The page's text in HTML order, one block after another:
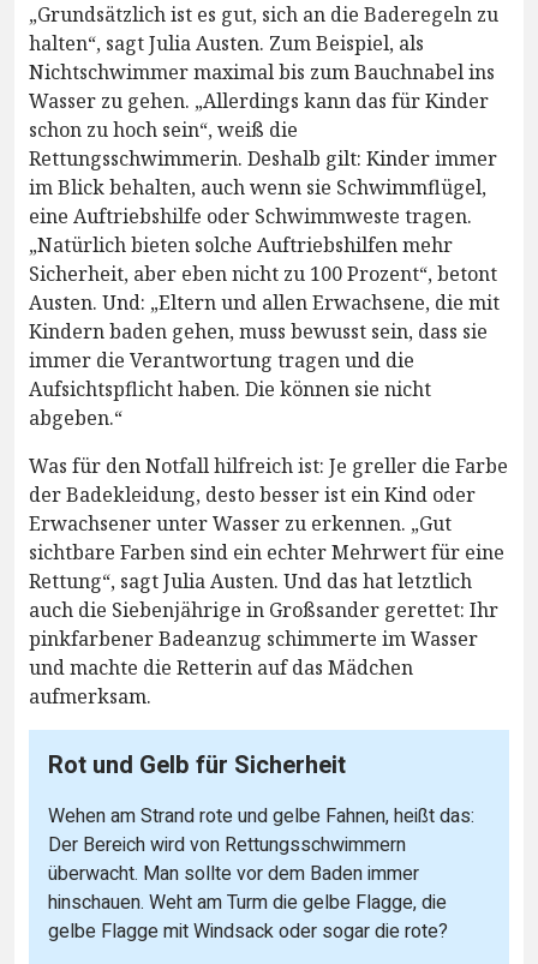
„Grundsätzlich ist es gut, sich an die Baderegeln zu
halten“, sagt Julia Austen. Zum Beispiel, als
Nichtschwimmer maximal bis zum Bauchnabel ins
Wasser zu gehen. „Allerdings kann das für Kinder
schon zu hoch sein“, weiß die
Rettungsschwimmerin. Deshalb gilt: Kinder immer
im Blick behalten, auch wenn sie Schwimmflügel,
eine Auftriebshilfe oder Schwimmweste tragen.
„Natürlich bieten solche Auftriebshilfen mehr
Sicherheit, aber eben nicht zu 100 Prozent“, betont
Austen. Und: „Eltern und allen Erwachsene, die mit
Kindern baden gehen, muss bewusst sein, dass sie
immer die Verantwortung tragen und die
Aufsichtspflicht haben. Die können sie nicht
abgeben.“
Was für den Notfall hilfreich ist: Je greller die Farbe
der Badekleidung, desto besser ist ein Kind oder
Erwachsener unter Wasser zu erkennen. „Gut
sichtbare Farben sind ein echter Mehrwert für eine
Rettung“, sagt Julia Austen. Und das hat letztlich
auch die Siebenjährige in Großsander gerettet: Ihr
pinkfarbener Badeanzug schimmerte im Wasser
und machte die Retterin auf das Mädchen
aufmerksam.
Rot und Gelb für Sicherheit
Wehen am Strand rote und gelbe Fahnen, heißt das:
Der Bereich wird von Rettungsschwimmern
überwacht. Man sollte vor dem Baden immer
hinschauen. Weht am Turm die gelbe Flagge, die
gelbe Flagge mit Windsack oder sogar die rote?